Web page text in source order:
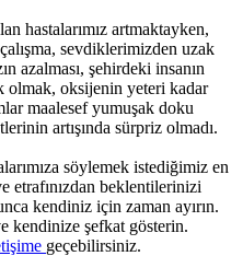
hastalarımız artmaktayken,
sevdiklerimizden uzak
azalması, şehirdeki insanın
olmak, oksijenin yeteri kadar
maalesef yumuşak doku
artışında sürpriz olmadı.
söylemek istediğimiz en
etrafınızdan beklentilerinizi
kendiniz için zaman ayırın.
kendinize şefkat gösterin.
geçebilirsiniz.